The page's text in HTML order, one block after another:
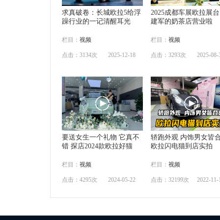
求真破卷：长城欧拉5给浮
躁行业的一记清醒耳光
栏目： 视频
点击：3134次 2025-12-18
2025成都车展欧拉展
建军的奶茶店营业啦
栏目： 视频
点击：3293次 2025-08-
要送女生一个礼物 它真不
错 探店2024款欧拉好猫
栏目： 视频
点击：4295次 2024-05-22
轿跑外观 内饰男女皆
欧拉闪电猫到店实拍
栏目： 视频
点击：32199次 2022-11-